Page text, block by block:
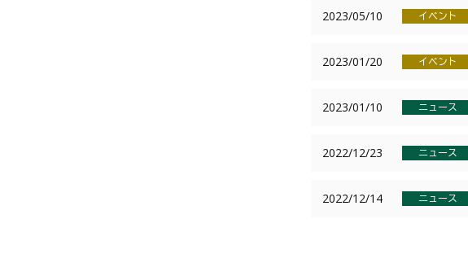
2023/05/10 イベント
2023/01/20 イベント
2023/01/10 ニュース
2022/12/23 ニュース
2022/12/14 ニュース